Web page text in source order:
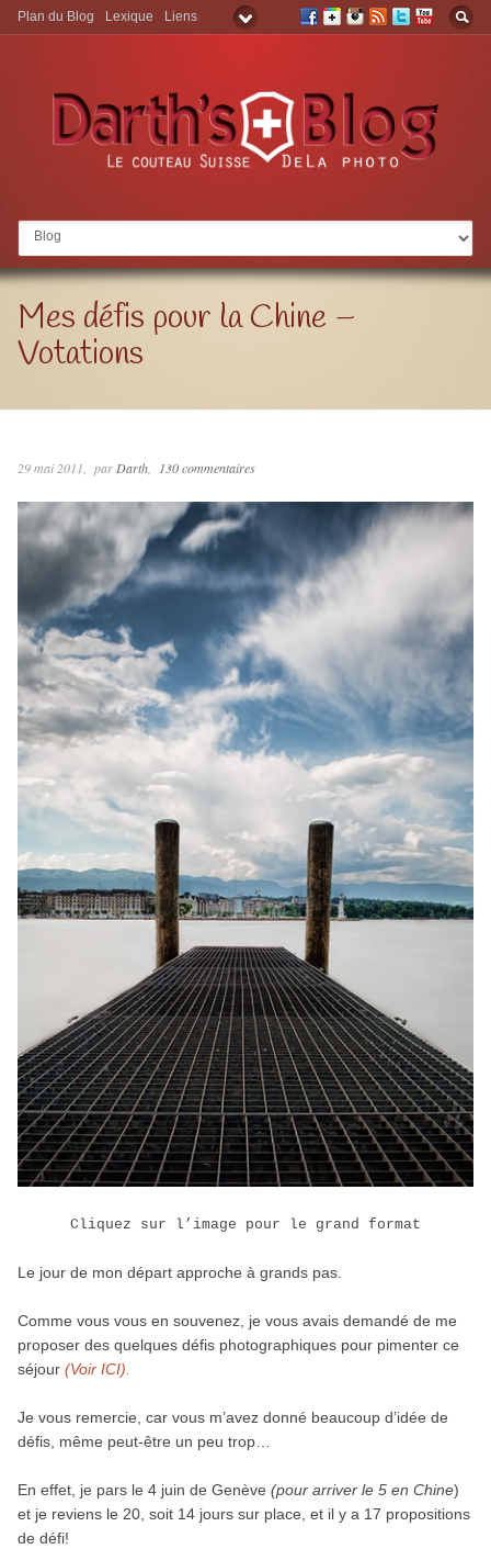
Aller à:
Plan du Blog Lexique Liens
Mes défis pour la Chine –
Votations
29 mai 2011 parDarth 130 commentaires
Cliquez sur l’image pour le grand format
Le jour de mon départ approche à grands pas.
Comme vous vous en souvenez, je vous avais demandé de me
proposer des quelques défis photographiques pour pimenter ce
séjour (Voir ICI).
Je vous remercie, car vous m’avez donné beaucoup d’idée de
défis, même peut-être un peu trop…
En effet, je pars le 4 juin de Genève (pour arriver le 5 en Chine)
et je reviens le 20, soit 14 jours sur place, et il y a 17 propositions
de défi!